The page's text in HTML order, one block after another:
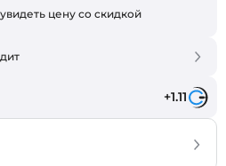
цену со скидкой
+1.11